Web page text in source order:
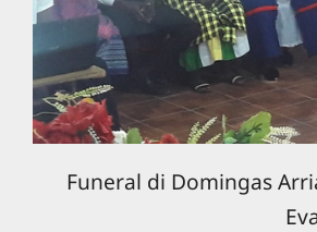
Funeral di Domingas